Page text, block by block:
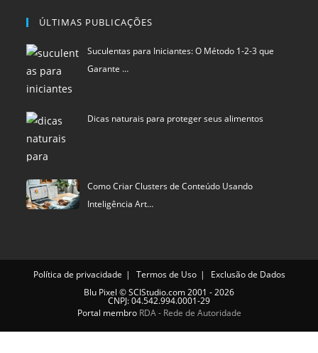
ÚLTIMAS PUBLICAÇÕES
Suculentas para Iniciantes: O Método 1-2-3 que
Garante …
Dicas naturais para proteger seus alimentos
Como Criar Clusters de Conteúdo Usando
Inteligência Art…
Política de privacidade Termos de Uso
Exclusão de Dados
Blu Pixel ©SCIStudio.com2001 - 2026
CNPJ: 04.542.994.0001-29
Portal membro RDA - Rede de Autoridade